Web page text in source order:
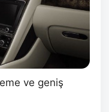
ve geniş